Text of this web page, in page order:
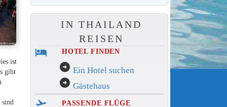
ist
gibt
sind
IN THAILAND
REISEN
hotel HOTEL FINDEN
arrow_circle_right Ein Hotel suchen
arrow_circle_right Gästehaus
flight_takeoff
PASSENDE FLÜGE